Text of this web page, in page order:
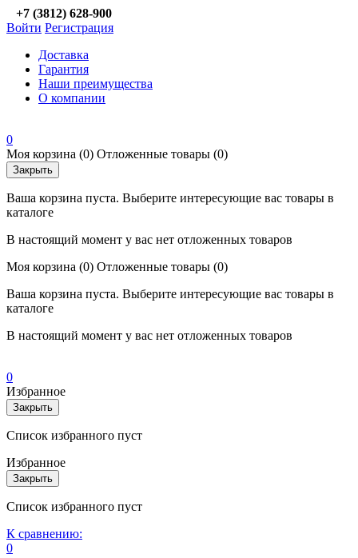
+7 (3812) 628-900
Войти Регистрация
Доставка
Гарантия
Наши преимущества
О компании
0
Моя корзина (0) Отложенные товары (0)
Закрыть
Ваша корзина пуста. Выберите интересующие вас товары в
каталоге
В настоящий момент у вас нет отложенных товаров
Моя корзина (0) Отложенные товары (0)
Ваша корзина пуста. Выберите интересующие вас товары в
каталоге
В настоящий момент у вас нет отложенных товаров
0
Избранное
Закрыть
Список избранного пуст
Избранное
Закрыть
Список избранного пуст
К сравнению:
0